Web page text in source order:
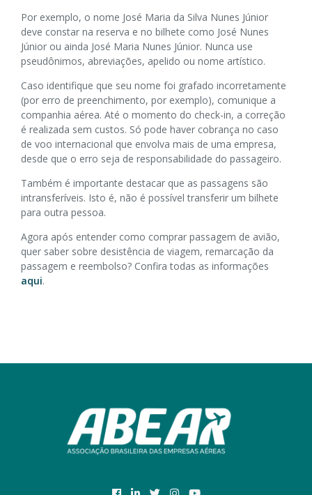
Por exemplo, o nome José Maria da Silva Nunes Júnior
deve constar na reserva e no bilhete como José Nunes
Júnior ou ainda José Maria Nunes Júnior. Nunca use
pseudônimos, abreviações, apelido ou nome artístico.
Caso identifique que seu nome foi grafado incorretamente
(por erro de preenchimento, por exemplo), comunique a
companhia aérea. Até o momento do check-in, a correção
é realizada sem custos. Só pode haver cobrança no caso
de voo internacional que envolva mais de uma empresa,
desde que o erro seja de responsabilidade do passageiro.
Também é importante destacar que as passagens são
intransferíveis. Isto é, não é possível transferir um bilhete
para outra pessoa.
Agora após entender como comprar passagem de avião,
quer saber sobre desistência de viagem, remarcação da
passagem e reembolso? Confira todas as informações
aqui.